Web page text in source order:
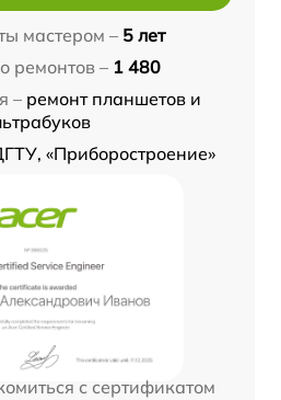
мастером – 5 лет
ремонтов – 1 480
– ремонт планшетов и
«Приборостроение»
с сертификатом